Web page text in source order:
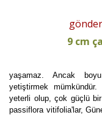
9 cm
yaşamaz. Ancak
yetiştirmek
yeterli olup, çok güçlü bir
passiflora vitifolia'lar,